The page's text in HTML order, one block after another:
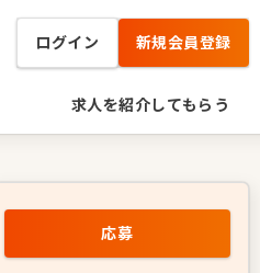
ログイン 新規会員登録
求人を紹介してもらう
応募